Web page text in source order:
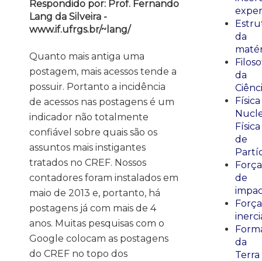
Respondido por: Prof. Fernando
Lang da Silveira -
www.if.ufrgs.br/~lang/
Quanto mais antiga uma
postagem, mais acessos tende a
possuir. Portanto a incidência
de acessos nas postagens é um
indicador não totalmente
confiável sobre quais são os
assuntos mais instigantes
tratados no CREF. Nossos
contadores foram instalados em
maio de 2013 e, portanto, há
postagens já com mais de 4
anos. Muitas pesquisas com o
Google colocam as postagens
do CREF no topo dos
da
da
Física
Física
de
Força
de
da
Terra